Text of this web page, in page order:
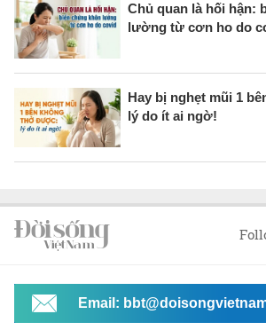
Chủ quan là hối hận:
lường từ cơn ho do
Hay bị nghẹt mũi 1
lý do ít ai ngờ!
Email: